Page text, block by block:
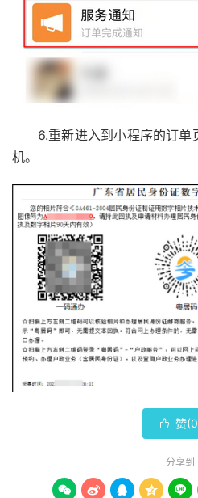
6.重新进入到小程序的订
机。
 赞(0
分享到
    